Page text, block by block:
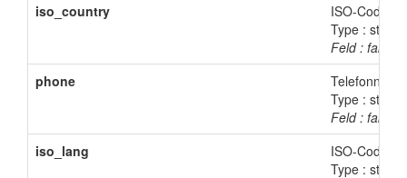
iso_country
ISO-Code
Type :
Feld :
phone
Type : string
Feld :
iso_lang
ISO-Code
Type :